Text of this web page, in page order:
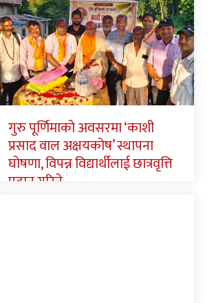
गुरु पूर्णिमाको अवसरमा ‘काशी
प्रसाद वाल अक्षयकोष’ स्थापना
घोषणा, विपन्न विद्यार्थीलाई छात्रवृत्ति
प्रदान गरिने